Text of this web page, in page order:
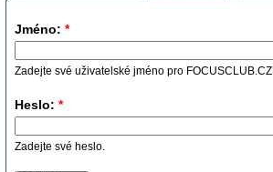
Jméno: *
Zadejte své uživatelské jméno pro FOCUSCLUB.CZ.
Heslo: *
Zadejte své heslo.